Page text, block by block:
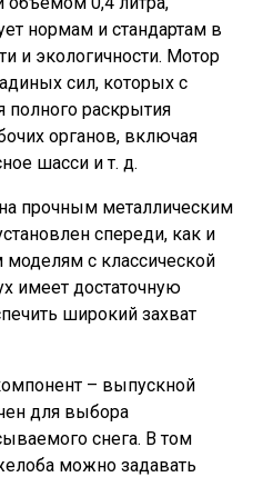
нормам и стандартам в
и экологичности. Мотор
сил, которых с
полного раскрытия
органов, включая
шасси и т. д.
прочным металлическим
спереди, как и
с классической
имеет достаточную
широкий захват
– выпускной
для выбора
снега. В том
можно задавать